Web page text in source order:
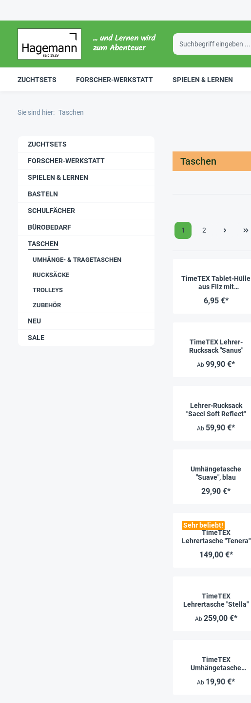
... und Lernen wird
zum Abenteuer
ZUCHTSETS FORSCHER-WERKSTATT SPIELEN & LERNEN
Sie sind hier: Taschen
ZUCHTSETS
FORSCHER-WERKSTATT
SPIELEN & LERNEN
BASTELN
SCHULFÄCHER
BÜROBEDARF
TASCHEN
UMHÄNGE- & TRAGETASCHEN
RUCKSÄCKE
TROLLEYS
ZUBEHÖR
NEU
SALE
Taschen
1 2
TimeTEX Tablet-Hülle
aus Filz mit
cm
6,95 €*
TimeTEX Lehrer-
Rucksack "Sanus"
Ab 99,90 €*
Lehrer-Rucksack
"Sacci Soft Reflect"
Ab 59,90 €*
Umhängetasche
"Suave", blau
29,90 €*
Sehr beliebt!
TimeTEX
Lehrertasche "Tenera"
149,00 €*
TimeTEX
Lehrertasche "Stella"
Ab 259,00 €*
TimeTEX
Umhängetasche
Ab 19,90 €*